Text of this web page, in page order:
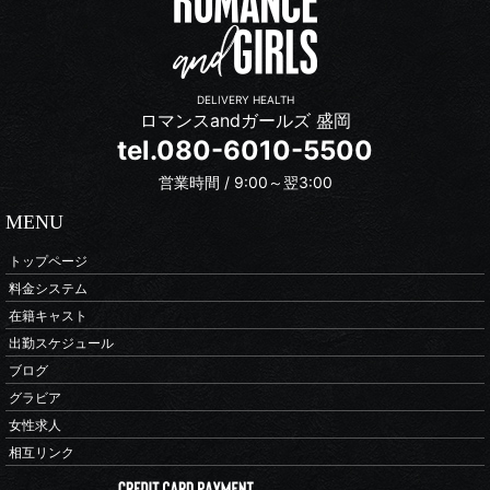
DELIVERY HEALTH
ロマンスandガールズ 盛岡
tel.080-6010-5500
営業時間 / 9:00～翌3:00
MENU
トップページ
料金システム
在籍キャスト
出勤スケジュール
ブログ
グラビア
女性求人
相互リンク